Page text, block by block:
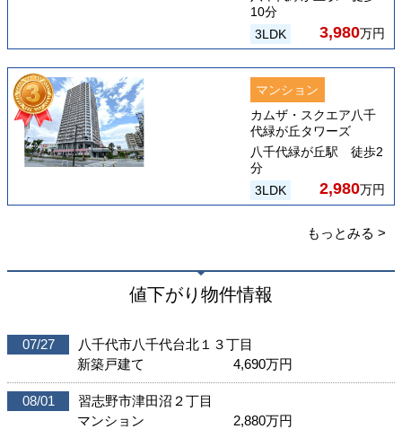
10分
3LDK
3,980万円
マンション
カムザ・スクエア八千
代緑が丘タワーズ
八千代緑が丘駅 徒歩2
分
3LDK
2,980万円
もっとみる >
値下がり物件情報
07/27
八千代市八千代台北１３丁目
新築戸建て
4,690万円
08/01
習志野市津田沼２丁目
マンション
2,880万円